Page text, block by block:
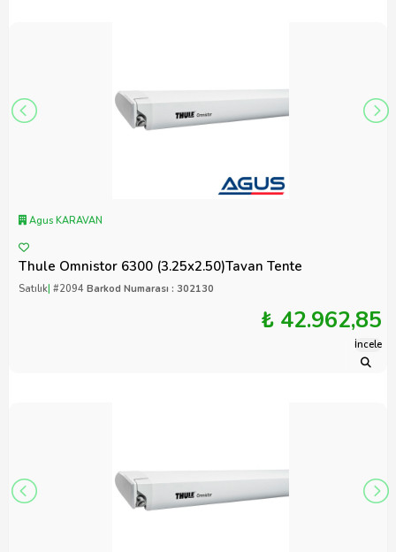
Agus KARAVAN
Thule Omnistor 6300 (3.25x2.50)Tavan Tente
Satılık| #2094 Barkod Numarası : 302130
₺ 42.962,85
İncele